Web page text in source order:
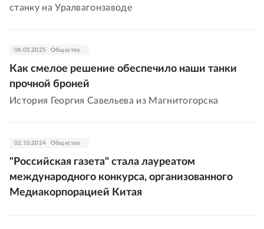
станку на Уралвагонзаводе
08.05.2025 Общество
Как смелое решение обеспечило наши танки
прочной броней
История Георгия Савельева из Магнитогорска
02.10.2024 Общество
"Российская газета" стала лауреатом
международного конкурса, организованного
Медиакорпорацией Китая